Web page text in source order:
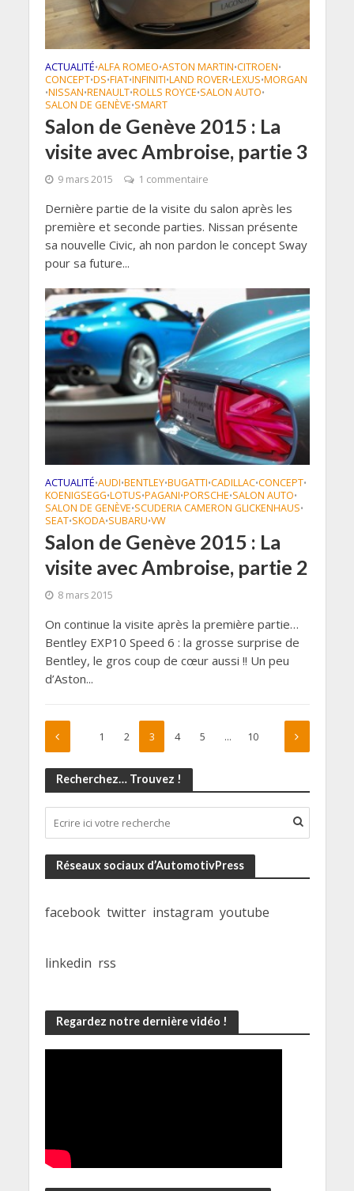
ACTUALITÉ•ALFA ROMEO•ASTON MARTIN•CITROEN•
CONCEPT•DS•FIAT•INFINITI•LAND ROVER•LEXUS•MORGAN
•NISSAN•RENAULT•ROLLS ROYCE•SALON AUTO•
SALON DE GENÈVE•SMART
Salon de Genève 2015 : La
visite avec Ambroise, partie 3
9 mars 2015 1 commentaire
Dernière partie de la visite du salon après les
première et seconde parties. Nissan présente
sa nouvelle Civic, ah non pardon le concept Sway
pour sa future...
ACTUALITÉ•AUDI•BENTLEY•BUGATTI•CADILLAC•CONCEPT•
KOENIGSEGG•LOTUS•PAGANI•PORSCHE•SALON AUTO•
SALON DE GENÈVE•SCUDERIA CAMERON GLICKENHAUS•
SEAT•SKODA•SUBARU•VW
Salon de Genève 2015 : La
visite avec Ambroise, partie 2
8 mars 2015
On continue la visite après la première partie…
Bentley EXP10 Speed 6 : la grosse surprise de
Bentley, le gros coup de cœur aussi !! Un peu
d’Aston...
1 2 3 4 5 … 10
Recherchez… Trouvez !
Réseaux sociaux d’AutomotivPress
facebook twitter instagram youtube
linkedin rss
Regardez notre dernière vidéo !